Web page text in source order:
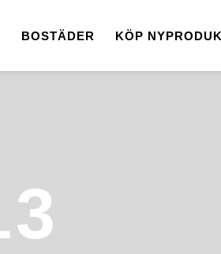
BOSTÄDER KÖP